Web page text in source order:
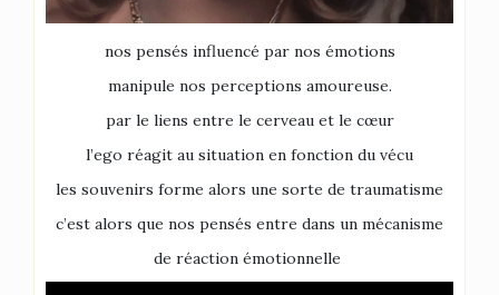
nos pensés influencé par nos émotions
manipule nos perceptions amoureuse.
par le liens entre le cerveau et le cœur
l’ego réagit au situation en fonction du vécu
les souvenirs forme alors une sorte de traumatisme
c’est alors que nos pensés entre dans un mécanisme
de réaction émotionnelle